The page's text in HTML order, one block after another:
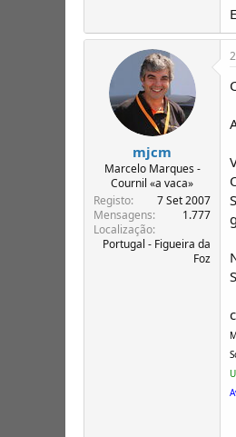
mjcm
Marcelo Marques -
Cournil «a vaca»
Registo
7 Set 2007
Mensagens
1.777
Localização
Portugal - Figueira da
Foz